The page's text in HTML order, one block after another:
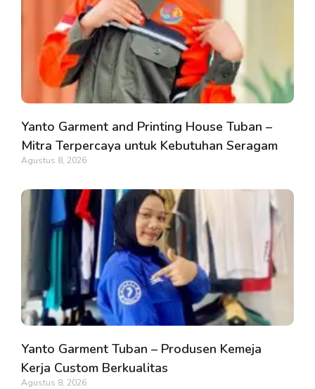
Yanto Garment and Printing House Tuban –
Mitra Terpercaya untuk Kebutuhan Seragam
Agustus 8, 2026
Yanto Garment Tuban – Produsen Kemeja
Kerja Custom Berkualitas
Agustus 8, 2026